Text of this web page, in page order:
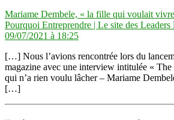
Mariame Dembele, « la fille qui voulait vivre
Pourquoi Entreprendre | Le site des Leaders
09/07/2021 à 18:25
[…] Nous l’avions rencontrée lors du
magazine avec une interview intitulée «
qui n’a rien voulu lâcher – Mariame
[…]